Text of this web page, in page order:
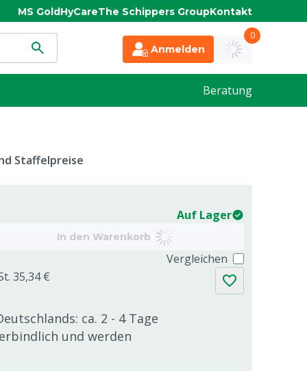
MS GoldHyCareThe Schippers GroupKontakt
Anmelden
0
Beratung
Auf Lager
In den Warenkorb
35,34 €
ca. 2 - 4 Tage
und werden
Vergleichen
Staffelpreise